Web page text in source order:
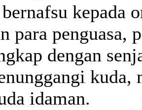
kepada
para penguasa,
dengan
kuda,
idaman.